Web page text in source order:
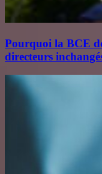
Pourquoi la BCE
directeurs